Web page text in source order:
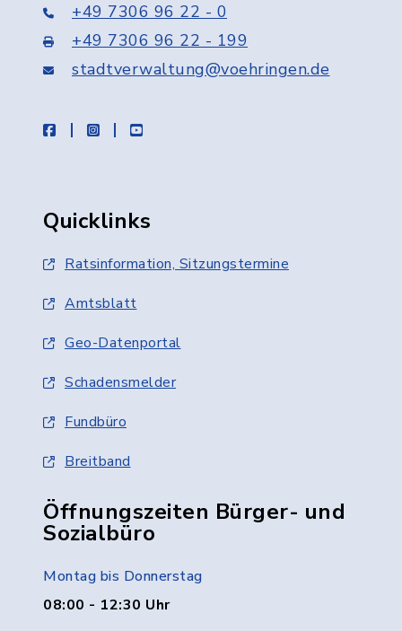
+49 7306 96 22 - 0
+49 7306 96 22 - 199
stadtverwaltung@voehringen.de
facebookinstagramyoutube
Quicklinks
Ratsinformation, Sitzungstermine
Amtsblatt
Geo-Datenportal
Schadensmelder
Fundbüro
Breitband
Öffnungszeiten Bürger- und
Sozialbüro
Montag bis Donnerstag
08:00 - 12:30 Uhr